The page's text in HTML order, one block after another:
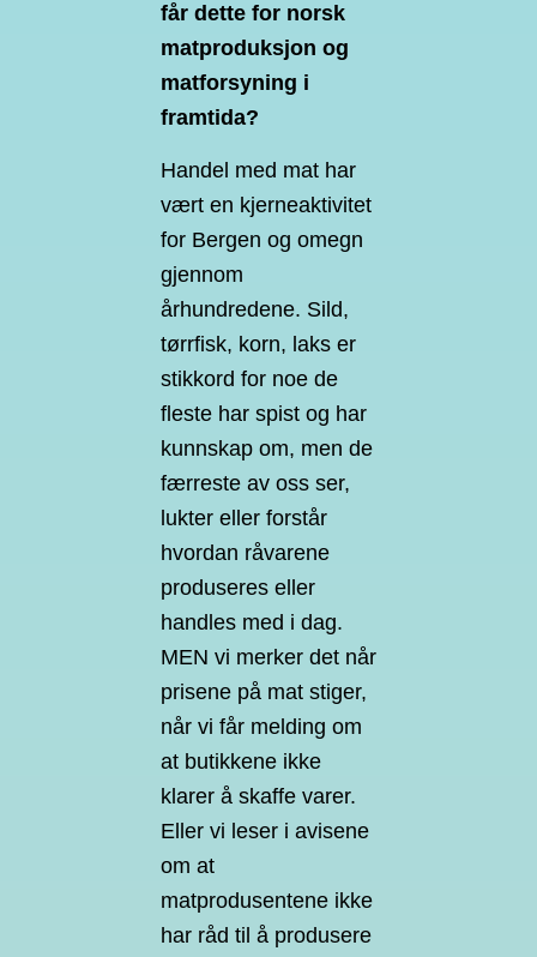
får dette for norsk
matproduksjon og
matforsyning i
framtida?
Handel med mat har
vært en kjerneaktivitet
for Bergen og omegn
gjennom
århundredene. Sild,
tørrfisk, korn, laks er
stikkord for noe de
fleste har spist og har
kunnskap om, men de
færreste av oss ser,
lukter eller forstår
hvordan råvarene
produseres eller
handles med i dag.
MEN vi merker det når
prisene på mat stiger,
når vi får melding om
at butikkene ikke
klarer å skaffe varer.
Eller vi leser i avisene
om at
matprodusentene ikke
har råd til å produsere